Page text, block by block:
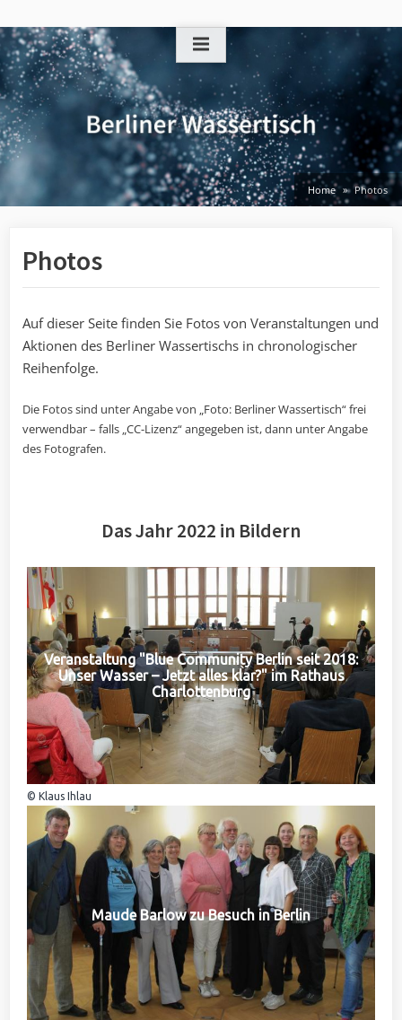
to
content
Home Photos
Photos
Auf dieser Seite finden Sie Fotos von Veranstaltungen und
Aktionen des Berliner Wassertischs in chronologischer
Reihenfolge.
Die Fotos sind unter Angabe von „Foto: Berliner Wassertisch“ frei
verwendbar – falls „CC-Lizenz“ angegeben ist, dann unter Angabe
des Fotografen.
Das Jahr 2022 in Bildern
Veranstaltung "Blue Community Berlin seit 2018:
Unser Wasser – Jetzt alles klar?" im Rathaus
Charlottenburg
© Klaus Ihlau
Maude Barlow zu Besuch in Berlin